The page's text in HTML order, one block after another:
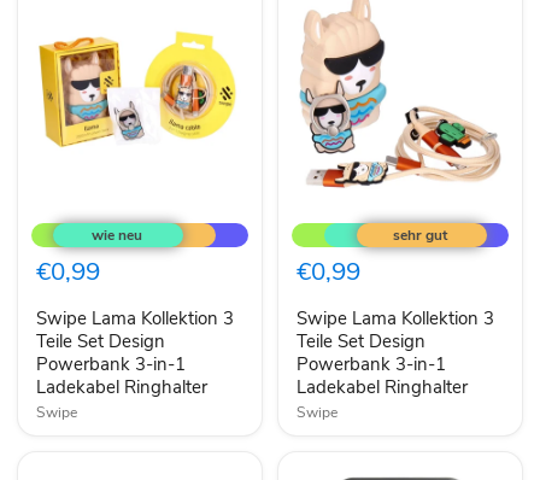
Lama
Kollektion
3
Teile
Design
Powerbank
3-
in-
1
Ladekabel
€0,99
Swipe Lama Kollektion 3
Teile Set Design
Powerbank 3-in-1
Ladekabel Ringhalter
Swipe
Lama
Kollektion
3
Teile
Design
Powerbank
3-
in-
1
Ladekabel
€0,99
Swipe Lama Kollektion 3
Teile Set Design
Powerbank 3-in-1
Ladekabel Ringhalter
Swipe